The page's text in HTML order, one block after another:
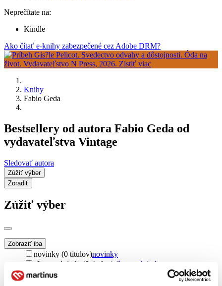
Neprečítate na:
Kindle
Ako čítať e-knihy zabezpečené cez Adobe DRM?
Knihy
Fabio Geda
Bestsellery od autora Fabio Geda od
vydavateľstva Vintage
Sledovať autora
Zúžiť výber
Zoradiť
Zúžiť výber
Zobraziť iba
novinky (0 titulov)novinky
zľavnené tituly (0 titulov) zľavnené tituly
Dostupnosť